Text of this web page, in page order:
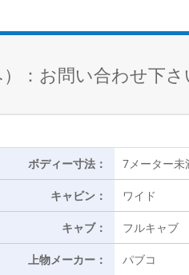
： お問い合わせ下さ
ボディー寸法： 7メーター未
キャビン： ワイド
キャブ： フルキャブ
上物メーカー： パブコ